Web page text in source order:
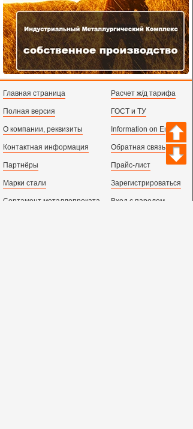
Главная страница
Полная версия
О компании, реквизиты
Контактная информация
Партнёры
Марки стали
Сортамент металлопроката
Расчет ж/д тарифа
ГОСТ и ТУ
Information on English
Обратная связь
Прайс-лист
Зарегистрироваться
Вход с паролем